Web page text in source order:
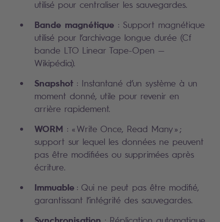
utilisé pour centraliser les sauvegardes.
Bande magnétique : Support magnétique
utilisé pour l’archivage longue durée (Cf
bande LTO Linear Tape-Open —
Wikipédia).
Snapshot : Instantané d’un système à un
moment donné, utile pour revenir en
arrière rapidement.
WORM : « Write Once, Read Many » ;
support sur lequel les données ne peuvent
pas être modifiées ou supprimées après
écriture.
Immuable : Qui ne peut pas être modifié,
garantissant l’intégrité des sauvegardes.
Synchronisation